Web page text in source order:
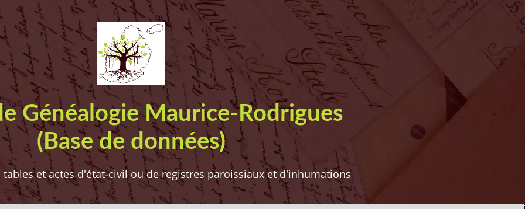
Généalogie Maurice-Rodrigues
(Base de données)
et actes d'état-civil ou de registres paroissiaux et d'inhumations